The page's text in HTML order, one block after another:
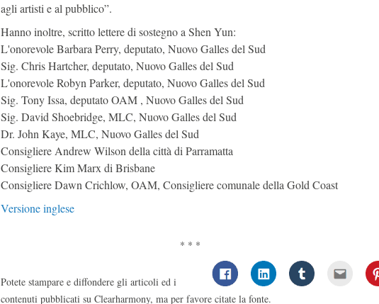
agli artisti e al pubblico”.
Hanno inoltre, scritto lettere di sostegno a Shen Yun:
L'onorevole Barbara Perry, deputato, Nuovo Galles del Sud
Sig. Chris Hartcher, deputato, Nuovo Galles del Sud
L'onorevole Robyn Parker, deputato, Nuovo Galles del Sud
Sig. Tony Issa, deputato OAM , Nuovo Galles del Sud
Sig. David Shoebridge, MLC, Nuovo Galles del Sud
Dr. John Kaye, MLC, Nuovo Galles del Sud
Consigliere Andrew Wilson della città di Parramatta
Consigliere Kim Marx di Brisbane
Consigliere Dawn Crichlow, OAM, Consigliere comunale della Gold Coast
Versione inglese
* * *
Potete stampare e diffondere gli articoli ed i
contenuti pubblicati su Clearharmony, ma per favore citate la fonte.